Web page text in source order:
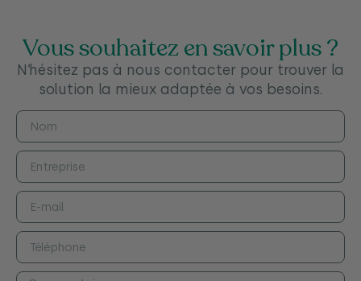
Vous souhaitez en savoir plus ?
N’hésitez pas à nous contacter pour trouver la
solution la mieux adaptée à vos besoins.